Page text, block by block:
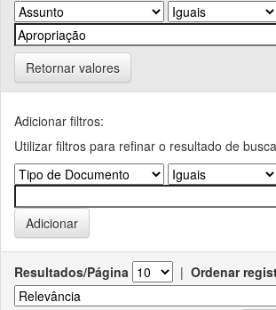
Retornar valores
Adicionar filtros:
Utilizar filtros para refinar o resultado de
Resultados/Página | Ordenar